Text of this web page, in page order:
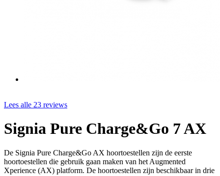
Lees alle 23 reviews
Signia Pure Charge&Go 7 AX
De Signia Pure Charge&Go AX hoortoestellen zijn de eerste
hoortoestellen die gebruik gaan maken van het Augmented
Xperience (AX) platform. De hoortoestellen zijn beschikbaar in drie